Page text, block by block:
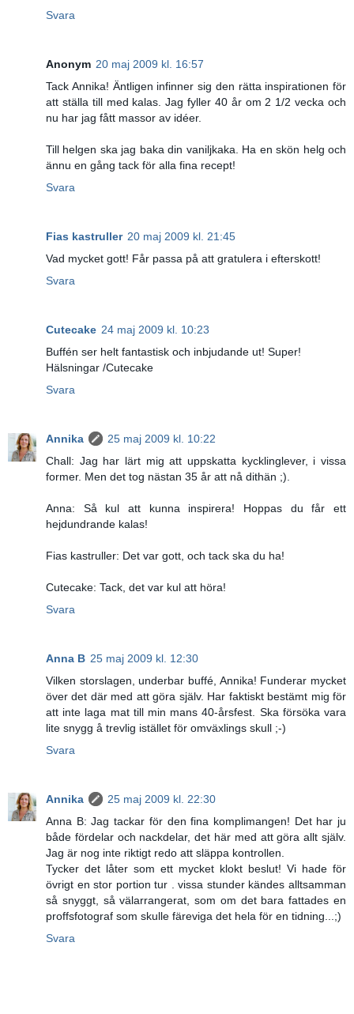
Svara
Anonym 20 maj 2009 kl. 16:57
Tack Annika! Äntligen infinner sig den rätta inspirationen för
att ställa till med kalas. Jag fyller 40 år om 2 1/2 vecka och
nu har jag fått massor av idéer.
Till helgen ska jag baka din vaniljkaka. Ha en skön helg och
ännu en gång tack för alla fina recept!
Svara
Fias kastruller 20 maj 2009 kl. 21:45
Vad mycket gott! Får passa på att gratulera i efterskott!
Svara
Cutecake 24 maj 2009 kl. 10:23
Buffén ser helt fantastisk och inbjudande ut! Super!
Hälsningar /Cutecake
Svara
Annika
25 maj 2009 kl. 10:22
Chall: Jag har lärt mig att uppskatta kycklinglever, i vissa
former. Men det tog nästan 35 år att nå dithän ;).
Anna: Så kul att kunna inspirera! Hoppas du får ett
hejdundrande kalas!
Fias kastruller: Det var gott, och tack ska du ha!
Cutecake: Tack, det var kul att höra!
Svara
Anna B 25 maj 2009 kl. 12:30
Vilken storslagen, underbar buffé, Annika! Funderar mycket
över det där med att göra själv. Har faktiskt bestämt mig för
att inte laga mat till min mans 40-årsfest. Ska försöka vara
lite snygg å trevlig istället för omväxlings skull ;-)
Svara
Annika
25 maj 2009 kl. 22:30
Anna B: Jag tackar för den fina komplimangen! Det har ju
både fördelar och nackdelar, det här med att göra allt själv.
Jag är nog inte riktigt redo att släppa kontrollen.
Tycker det låter som ett mycket klokt beslut! Vi hade för
övrigt en stor portion tur . vissa stunder kändes alltsamman
så snyggt, så välarrangerat, som om det bara fattades en
proffsfotograf som skulle färeviga det hela för en tidning...;)
Svara